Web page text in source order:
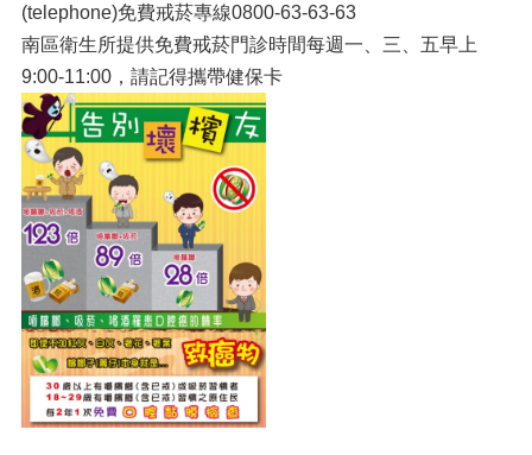
(telephone)免費戒菸專線0800-63-63-63
南區衛生所提供免費戒菸門診時間每週一、三、五早上
9:00-11:00，請記得攜帶健保卡